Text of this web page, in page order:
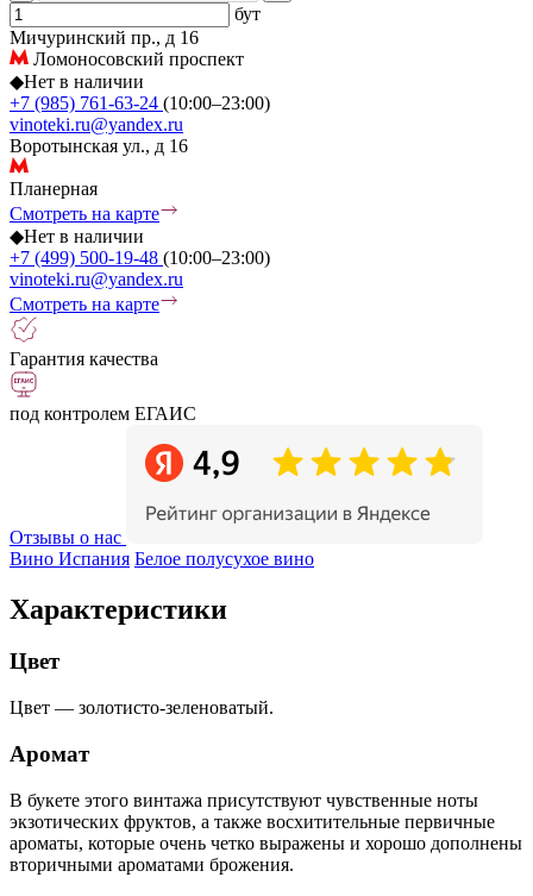
бут
Мичуринский пр., д 16
Ломоносовский проспект
◆Нет в наличии
+7 (985) 761-63-24 (10:00–23:00)
vinoteki.ru@yandex.ru
Воротынская ул., д 16
Планерная
Смотреть на карте
◆Нет в наличии
+7 (499) 500-19-48 (10:00–23:00)
vinoteki.ru@yandex.ru
Смотреть на карте
Гарантия качества
под контролем ЕГАИС
Отзывы о нас
Вино Испания Белое полусухое вино
Характеристики
Цвет
Цвет — золотисто-зеленоватый.
Аромат
В букете этого винтажа присутствуют чувственные ноты
экзотических фруктов, а также восхитительные первичные
ароматы, которые очень четко выражены и хорошо дополнены
вторичными ароматами брожения.